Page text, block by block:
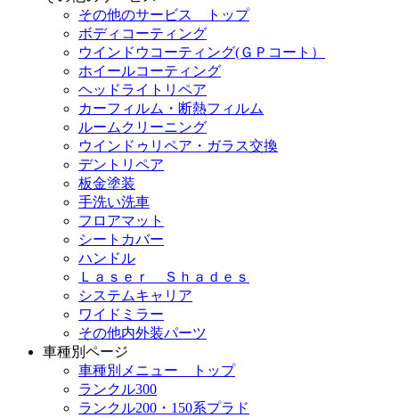
その他のサービス トップ
ボディコーティング
ウインドウコーティング(ＧＰコート）
ホイールコーティング
ヘッドライトリペア
カーフィルム・断熱フィルム
ルームクリーニング
ウインドゥリペア・ガラス交換
デントリペア
板金塗装
手洗い洗車
フロアマット
シートカバー
ハンドル
Ｌａｓｅｒ Ｓｈａｄｅｓ
システムキャリア
ワイドミラー
その他内外装パーツ
車種別ページ
車種別メニュー トップ
ランクル300
ランクル200・150系プラド